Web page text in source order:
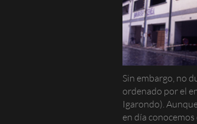
Sin embargo, no
ordenado por el
Igarondo).
en día conocemos